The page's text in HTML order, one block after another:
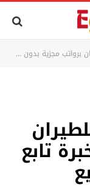
تابع طريقة التقديم وجميع التفاصيل
تابع